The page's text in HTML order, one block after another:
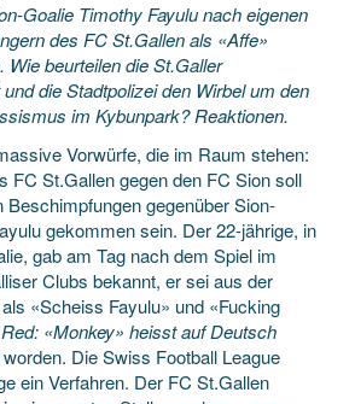
Goalie Timothy Fayulu nach eigenen
des FC St.Gallen als «Affe»
Wie beurteilen die St.Galler
die Stadtpolizei den Wirbel um den
im Kybunpark? Reaktionen.
Vorwürfe, die im Raum stehen:
FC St.Gallen gegen den FC Sion soll
gegenüber Sion-
gekommen sein. Der 22-jährige, in
gab am Tag nach dem Spiel im
Clubs bekannt, er sei aus der
«Scheiss Fayulu» und «Fucking
«Monkey» heisst auf Deutsch
Die Swiss Football League
ein Verfahren. Der FC St.Gallen